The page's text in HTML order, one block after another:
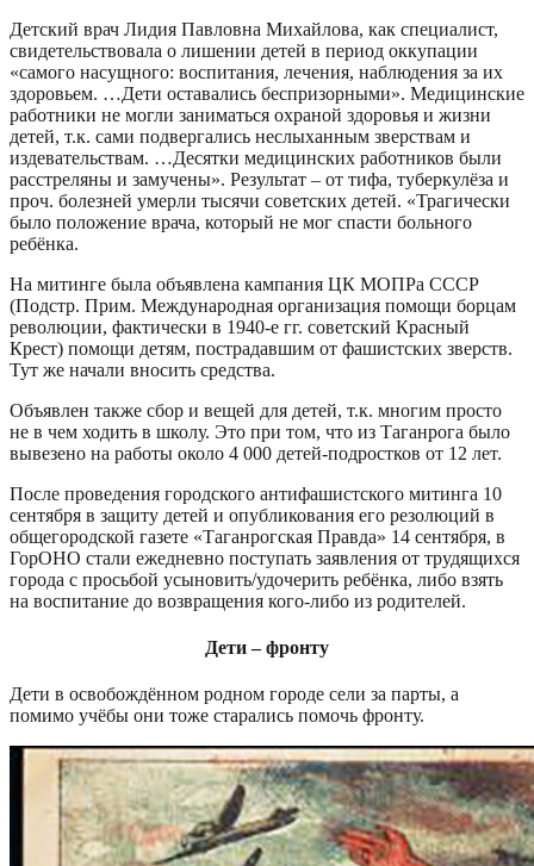
Детский врач Лидия Павловна Михайлова, как специалист,
свидетельствовала о лишении детей в период оккупации
«самого насущного: воспитания, лечения, наблюдения за их
здоровьем. …Дети оставались беспризорными». Медицинские
работники не могли заниматься охраной здоровья и жизни
детей, т.к. сами подвергались неслыханным зверствам и
издевательствам. …Десятки медицинских работников были
расстреляны и замучены». Результат­ – от тифа, туберкулёза и
проч. болезней умерли тысячи советских детей. «Трагически
было положение врача, который не мог спасти больного
ребёнка.
На митинге была объявлена кампания ЦК МОПРа СССР
(Подстр. Прим. Международная организация помощи борцам
революции, фактически в 1940-е гг. советский Красный
Крест) помощи детям, пострадавшим от фашистских зверств.
Тут же начали вносить средства.
Объявлен также сбор и вещей для детей, т.к. многим просто
не в чем ходить в школу. Это при том, что из Таганрога было
вывезено на работы около 4 000 детей-подростков от 12 лет.
После проведения городского антифашистского митинга 10
сентября в защиту детей и опубликования его резолюций в
общегородской газете «Таганрогская Правда» 14 сентября, в
ГорОНО стали ежедневно поступать заявления от трудящихся
города с просьбой усыновить/удочерить ребёнка, либо взять
на воспитание до возвращения кого-либо из родителей.
Дети – фронту
Дети в освобождённом родном городе сели за парты, а
помимо учёбы они тоже старались помочь фронту.